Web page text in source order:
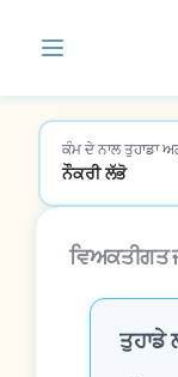
ਕੰਮ ਦੇ ਨਾਲ ਤੁਹਾਡਾ
ਨੌਕਰੀ ਲੱਭੋ
ਵਿਅਕਤੀਗਤ
ਤੁਹਾਡੇ